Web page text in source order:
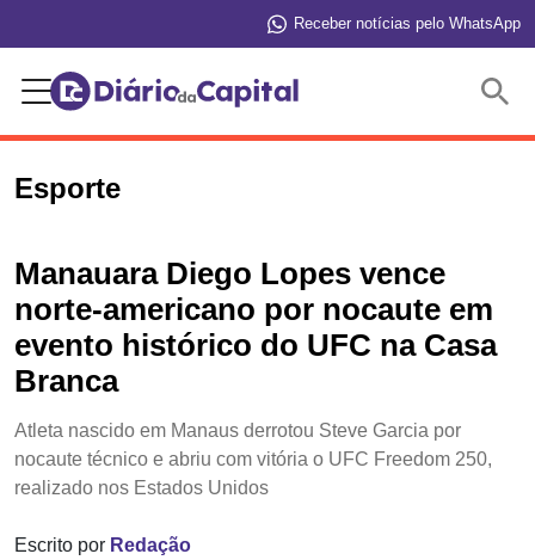
Receber notícias pelo WhatsApp
Esporte
Manauara Diego Lopes vence
norte-americano por nocaute em
evento histórico do UFC na Casa
Branca
Atleta nascido em Manaus derrotou Steve Garcia por
nocaute técnico e abriu com vitória o UFC Freedom 250,
realizado nos Estados Unidos
Escrito por Redação